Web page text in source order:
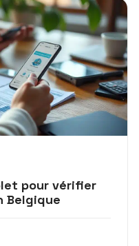
pour vérifier
Belgique